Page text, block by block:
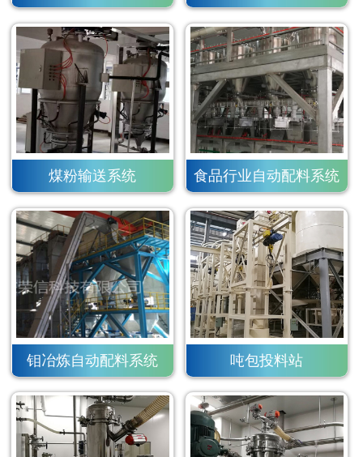
统
料系统
煤粉输送系统 食品行业自动配料系统
钼冶炼自动配料系统 吨包投料站